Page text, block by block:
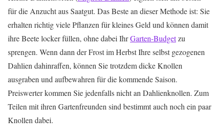
für die Anzucht aus Saatgut. Das Beste an dieser Methode ist: Sie
erhalten richtig viele Pflanzen für kleines Geld und können damit
ihre Beete locker füllen, ohne dabei IhrGarten-Budgetzu
sprengen. Wenn dann der Frost im Herbst Ihre selbst gezogenen
Dahlien dahinraffen, können Sie trotzdem dicke Knollen
ausgraben und aufbewahren für die kommende Saison.
Preiswerter kommen Sie jedenfalls nicht an Dahlienknollen. Zum
Teilen mit ihren Gartenfreunden sind bestimmt auch noch ein paar
Knollen dabei.